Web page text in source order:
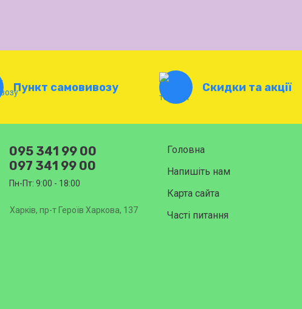
Пункт самовивозу Скидки та акції
095 341 99 00
097 341 99 00
Пн-Пт: 9:00 - 18:00
Харків, пр-т Героїв Харкова, 137
Головна
Напишіть нам
Карта сайта
Часті питання